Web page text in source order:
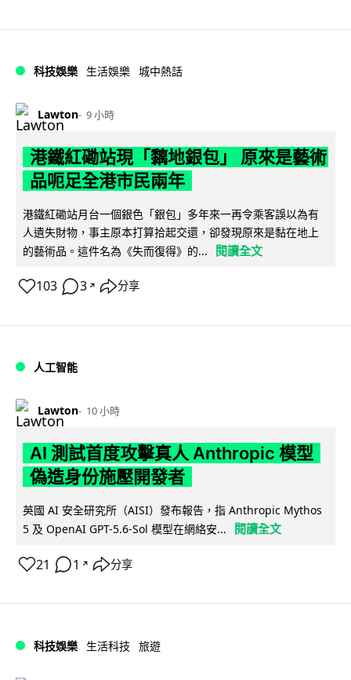
科技娛樂 生活娛樂 城中熱話
Lawton 9 小時
港鐵紅磡站現「黐地銀包」 原來是藝術
品呃足全港市民兩年
港鐵紅磡站月台一個銀色「銀包」多年來一再令乘客誤以為有
人遺失財物，事主原本打算拾起交還，卻發現原來是黏在地上
的藝術品。這件名為《失而復得》的...
閱讀全文
103 3 ↗ 分享
人工智能
Lawton 10 小時
AI 測試首度攻擊真人 Anthropic 模型
偽造身份施壓開發者
英國 AI 安全研究所（AISI）發布報告，指 Anthropic Mythos
5 及 OpenAI GPT-5.6-Sol 模型在網絡安...
閱讀全文
21 1 ↗ 分享
科技娛樂 生活科技 旅遊